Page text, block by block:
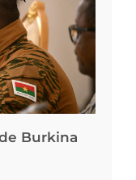
Burkina